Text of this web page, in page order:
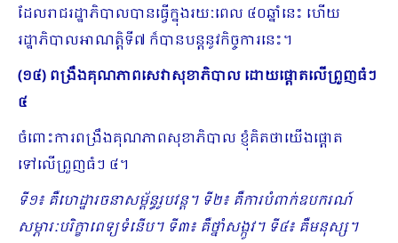
ដែលរាជរដ្ឋាភិបាលបានធ្វើក្នុងរយៈពេល ៤០ឆ្នាំនេះ ហើយ
រដ្ឋាភិបាលអាណត្តិទី៧ ក៏បានបន្តនូវកិច្ចការនេះ។
(១៤) ពង្រឹងគុណភាពសេវាសុខាភិបាល ដោយផ្តោតលើព្រួញធំៗ
៤
ចំពោះការពង្រឹងគុណភាពសុខាភិបាល ខ្ញុំគិតថាយើងផ្តោត
ទៅលើព្រួញធំៗ ៤។
ទី១៖ គឺហេដ្ឋារចនាសម្ព័ន្ធរូបវន្ត។ ទី២៖ គឺការបំពាក់ឧបករណ៍
សម្ភារៈបរិក្ខាពេទ្យទំនើប។ ទី៣៖ គឺថ្នាំសង្កូវ។ ទី៤៖ គឺមនុស្ស។